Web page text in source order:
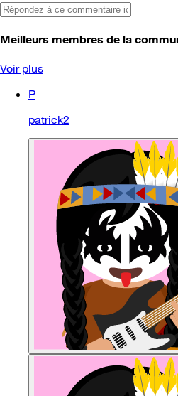
Meilleurs membres de la
Voir plus
P
patrick2